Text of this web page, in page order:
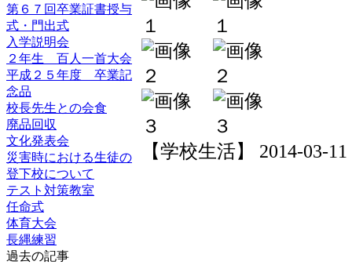
第６７回卒業証書授与
式・門出式
入学説明会
２年生 百人一首大会
平成２５年度 卒業記
念品
校長先生との会食
廃品回収
文化発表会
災害時における生徒の
登下校について
テスト対策教室
任命式
体育大会
長縄練習
過去の記事
【学校生活】 2014-03-